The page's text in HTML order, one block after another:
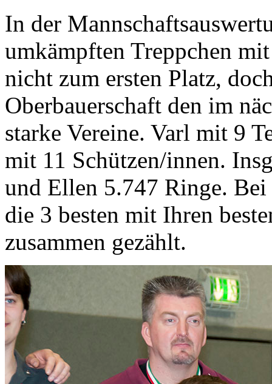
In der
umkämpften Treppchen
nicht zum ersten Platz,
Oberbauerschaft den im
starke Vereine. Varl mit 9
mit 11 Schützen/innen.
und Ellen 5.747 Ringe.
die 3 besten mit Ihren
zusammen gezählt.